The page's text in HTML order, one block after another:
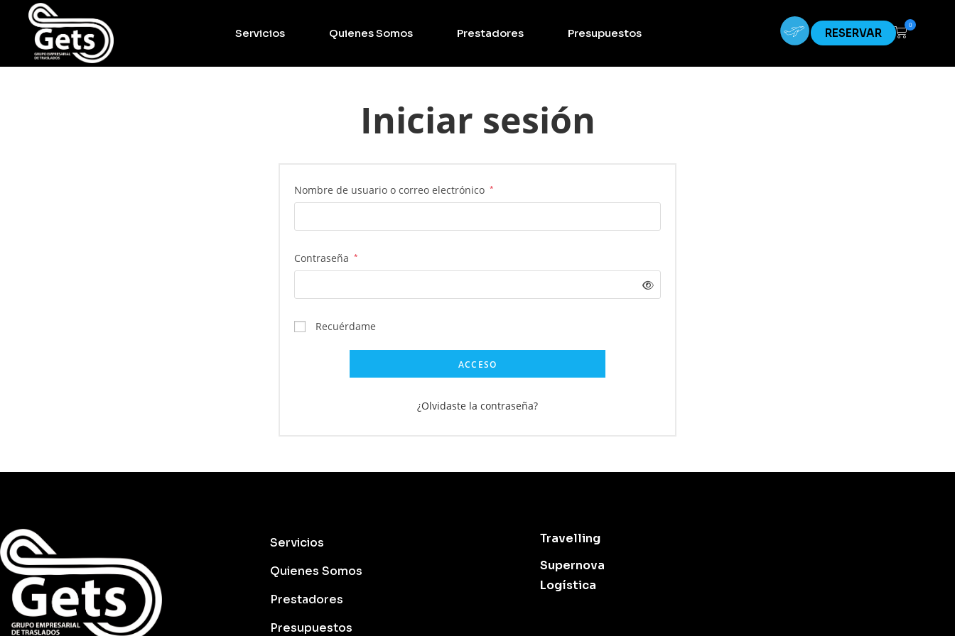
Servicios Quienes Somos Prestadores Presupuestos RESERVAR
0
Iniciar sesión
Nombre de usuario o correo electrónico *
Contraseña *
Recuérdame
ACCESO
¿Olvidaste la contraseña?
Servicios
Quienes Somos
Prestadores
Presupuestos
Travelling
Supernova
Logística